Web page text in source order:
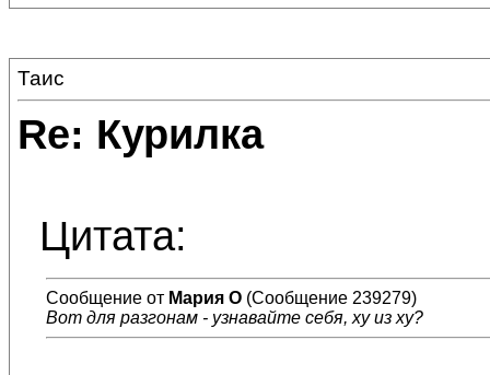
Таис
Re: Курилка
Цитата:
Сообщение от Мария О (Сообщение 239279)
Вот для разгонам - узнавайте себя, ху из ху?